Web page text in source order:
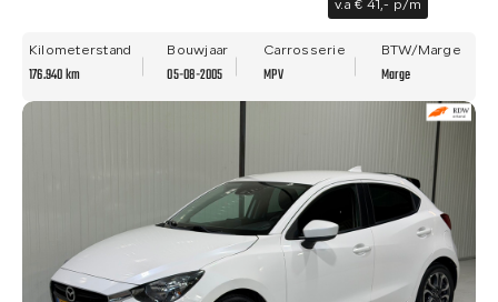
v.a € 41,- p/m
Kilometerstand
176.940 km
Bouwjaar
05-08-2005
Carrosserie
MPV
BTW/Marge
Marge